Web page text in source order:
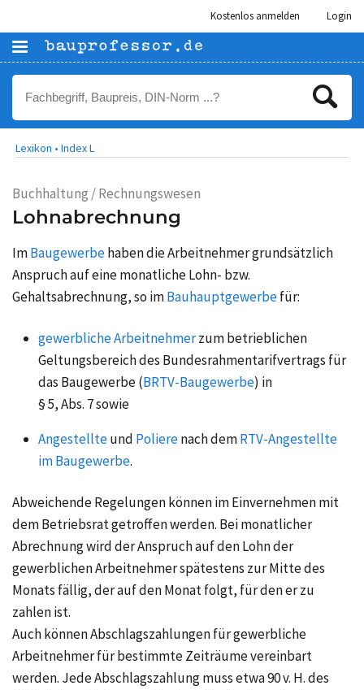
Kostenlos anmelden Login
Lexikon • Index L
Buchhaltung / Rechnungswesen
Lohnabrechnung
ImBaugewerbehaben die Arbeitnehmer grundsätzlich
Anspruch auf eine monatliche Lohn- bzw.
Gehaltsabrechnung, so imBauhauptgewerbefür:
gewerbliche Arbeitnehmerzum betrieblichen
Geltungsbereich des Bundesrahmentarifvertrags für
das Baugewerbe (BRTV-Baugewerbe) in
§ 5, Abs. 7 sowie
Angestellteund Polierenach demRTV-Angestellte
im Baugewerbe.
Abweichende Regelungen können im Einvernehmen mit
dem Betriebsrat getroffen werden. Bei monatlicher
Abrechnung wird der Anspruch auf den Lohn der
gewerblichen Arbeitnehmer spätestens zur Mitte des
Monats fällig, der auf den Monat folgt, für den er zu
zahlen ist.
Auch können Abschlagszahlungen für gewerbliche
Arbeitnehmer für bestimmte Zeiträume vereinbart
werden. Jede Abschlagszahlung muss etwa90 v. H.des